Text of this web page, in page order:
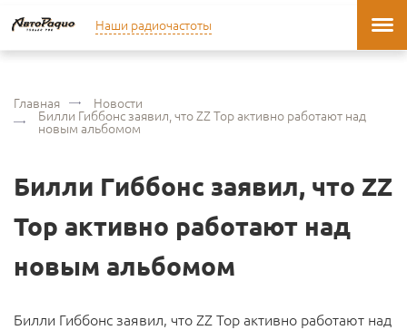
Наши радиочастоты
Главная Новости
Билли Гиббонс заявил, что ZZ Top активно работают над
новым альбомом
Билли Гиббонс заявил, что ZZ
Top активно работают над
новым альбомом
Билли Гиббонс заявил, что ZZ Top активно работают над